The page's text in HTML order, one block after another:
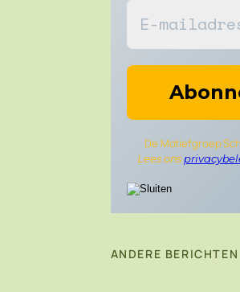
De Motiefgroep
Lees ons
ANDERE BERICHTEN